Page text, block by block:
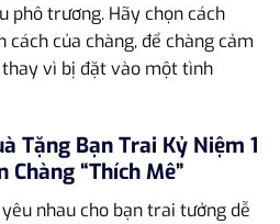
phô trương. Hãy chọn cách
của chàng, để chàng cảm
vì bị đặt vào một tình
Tặng Bạn Trai Kỷ Niệm 1
Chàng “Thích Mê”
nhau cho bạn trai tưởng dễ